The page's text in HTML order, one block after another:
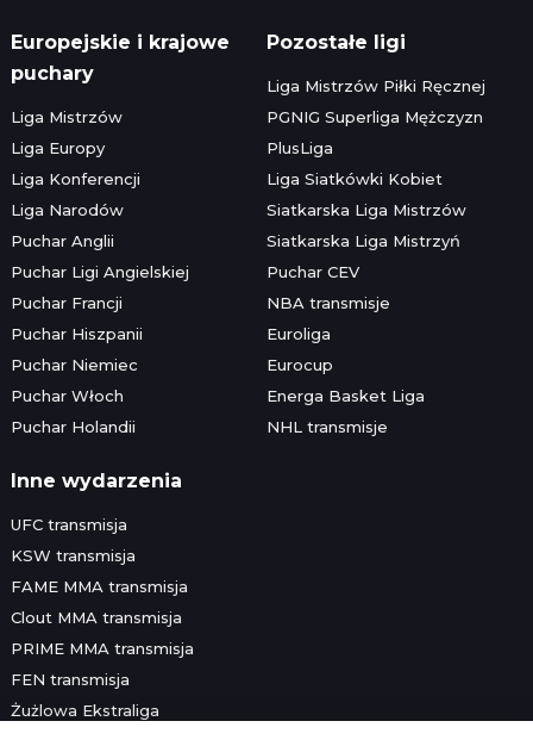
Europejskie i krajowe
puchary
Liga Mistrzów
Liga Europy
Liga Konferencji
Liga Narodów
Puchar Anglii
Puchar Ligi Angielskiej
Puchar Francji
Puchar Hiszpanii
Puchar Niemiec
Puchar Włoch
Puchar Holandii
Pozostałe ligi
Liga Mistrzów Piłki Ręcznej
PGNIG Superliga Mężczyzn
PlusLiga
Liga Siatkówki Kobiet
Siatkarska Liga Mistrzów
Siatkarska Liga Mistrzyń
Puchar CEV
NBA transmisje
Euroliga
Eurocup
Energa Basket Liga
NHL transmisje
Inne wydarzenia
UFC transmisja
KSW transmisja
FAME MMA transmisja
Clout MMA transmisja
PRIME MMA transmisja
FEN transmisja
Żużlowa Ekstraliga